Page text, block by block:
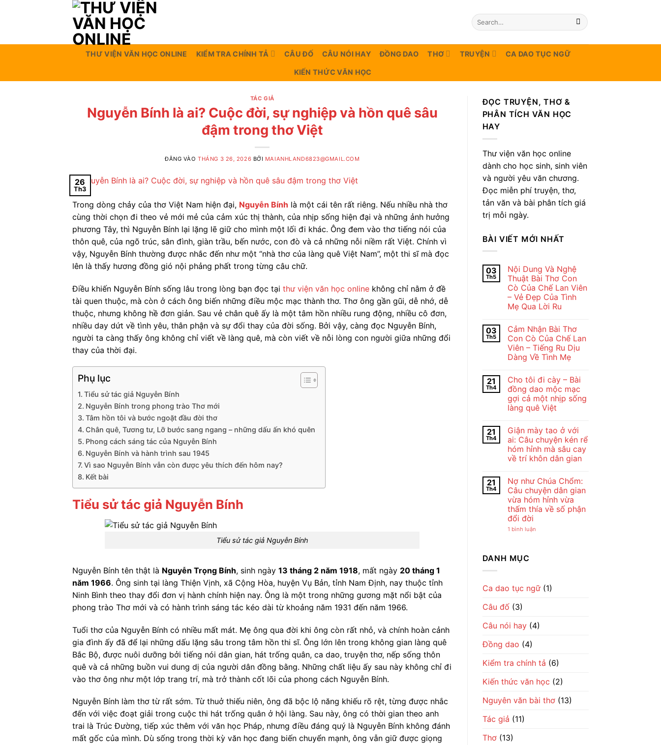
dung
THƯ VIỆN VĂN HỌC ONLINE KIỂM TRA CHÍNH TẢ CÂU ĐỐ CÂU NÓI HAY ĐỒNG DAO THƠ TRUYỆN CA DAO TỤC NGỮ
KIẾN THỨC VĂN HỌC
TÁC GIẢ
Nguyễn Bính là ai? Cuộc đời, sự nghiệp và hồn quê sâu
đậm trong thơ Việt
ĐĂNG VÀOTHÁNG 3 26, 2026 BỞI MAIANHLAND6823@GMAIL.COM
26
Th3
Trong dòng chảy của thơ Việt Nam hiện đại, Nguyễn Bính là một cái tên rất riêng. Nếu nhiều nhà thơ
cùng thời chọn đi theo vẻ mới mẻ của cảm xúc thị thành, của nhịp sống hiện đại và những ảnh hưởng
phương Tây, thì Nguyễn Bính lại lặng lẽ giữ cho mình một lối đi khác. Ông đem vào thơ tiếng nói của
thôn quê, của ngõ trúc, sân đình, giàn trầu, bến nước, con đò và cả những nỗi niềm rất Việt. Chính vì
vậy, Nguyễn Bính thường được nhắc đến như một “nhà thơ của làng quê Việt Nam”, một thi sĩ mà đọc
lên là thấy hương đồng gió nội phảng phất trong từng câu chữ.
Điều khiến Nguyễn Bính sống lâu trong lòng bạn đọc tại thư viện văn học online không chỉ nằm ở đề
tài quen thuộc, mà còn ở cách ông biến những điều mộc mạc thành thơ. Thơ ông gần gũi, dễ nhớ, dễ
thuộc, nhưng không hề đơn giản. Sau vẻ chân quê ấy là một tâm hồn nhiều rung động, nhiều cô đơn,
nhiều day dứt về tình yêu, thân phận và sự đổi thay của đời sống. Bởi vậy, càng đọc Nguyễn Bính,
người ta càng thấy ông không chỉ viết về làng quê, mà còn viết về nỗi lòng con người giữa những đổi
thay của thời đại.
Phụ lục
Tiểu sử tác giả Nguyễn Bính
Nguyễn Bính trong phong trào Thơ mới
Tâm hồn tôi và bước ngoặt đầu đời thơ
Chân quê, Tương tư, Lỡ bước sang ngang – những dấu ấn khó quên
Phong cách sáng tác của Nguyễn Bính
Nguyễn Bính và hành trình sau 1945
Vì sao Nguyễn Bính vẫn còn được yêu thích đến hôm nay?
Kết bài
Tiểu sử tác giả Nguyễn Bính
Tiểu sử tác giả Nguyễn Bính
Nguyễn Bính tên thật là Nguyễn Trọng Bính, sinh ngày 13 tháng 2 năm 1918, mất ngày 20 tháng 1
năm 1966. Ông sinh tại làng Thiện Vịnh, xã Cộng Hòa, huyện Vụ Bản, tỉnh Nam Định, nay thuộc tỉnh
Ninh Bình theo thay đổi đơn vị hành chính hiện nay. Ông là một trong những gương mặt nổi bật của
phong trào Thơ mới và có hành trình sáng tác kéo dài từ khoảng năm 1931 đến năm 1966.
Tuổi thơ của Nguyễn Bính có nhiều mất mát. Mẹ ông qua đời khi ông còn rất nhỏ, và chính hoàn cảnh
gia đình ấy đã để lại những dấu lặng sâu trong tâm hồn thi sĩ. Ông lớn lên trong không gian làng quê
Bắc Bộ, được nuôi dưỡng bởi tiếng nói dân gian, hát trống quân, ca dao, truyện thơ, nếp sống thôn
quê và cả những buồn vui dung dị của người dân đồng bằng. Những chất liệu ấy sau này không chỉ đi
vào thơ ông như một lớp trang trí, mà trở thành cốt lõi của phong cách Nguyễn Bính.
Nguyễn Bính làm thơ từ rất sớm. Từ thuở thiếu niên, ông đã bộc lộ năng khiếu rõ rệt, từng được nhắc
đến với việc đoạt giải trong cuộc thi hát trống quân ở hội làng. Sau này, ông có thời gian theo anh
trai là Trúc Đường, tiếp xúc thêm với văn học Pháp, nhưng điều đáng quý là Nguyễn Bính không đánh
mất gốc của mình. Dù sống trong thời kỳ văn học đang biến chuyển mạnh, ông vẫn giữ được giọng
ĐỌC TRUYỆN, THƠ &
PHÂN TÍCH VĂN HỌC
HAY
Thư viện văn học online
dành cho học sinh, sinh viên
và người yêu văn chương.
Đọc miễn phí truyện, thơ,
tản văn và bài phân tích giá
trị mỗi ngày.
BÀI VIẾT MỚI NHẤT
03
Th5
Nội Dung Và Nghệ
Thuật Bài Thơ Con
Cò Của Chế Lan Viên
– Vẻ Đẹp Của Tình
Mẹ Qua Lời Ru
bình
luận
ở
Nội
Dung
Và
Bài
Thơ
Con
Cò
Của
Chế
–
Vẻ
Đẹp
Của
Tình
Mẹ
Ru
03
Th5
Cảm Nhận Bài Thơ
Con Cò Của Chế Lan
Viên – Tiếng Ru Dịu
Dàng Về Tình Mẹ
bình
luận
ở
Cảm
Nhận
Bài
Cò
Của
Chế
Lan
Viên
–
Dịu
Dàng
Về
Tình
Mẹ
21
Th4
Cho tôi đi cày – Bài
đồng dao mộc mạc
gợi cả một nhịp sống
làng quê Việt
bình
luận
ở
Cho
tôi
đi
Bài
đồng
dao
mộc
mạc
gợi
cả
một
nhịp
Việt
21
Th4
Giận mày tao ở với
ai: Câu chuyện kén rể
hóm hỉnh mà sâu cay
về trí khôn dân gian
bình
luận
ở
Giận
mày
tao
ở
với
ai:
rể
cay
trí
khôn
gian
21
Th4
Nợ như Chúa Chổm:
Câu chuyện dân gian
vừa hóm hỉnh vừa
thấm thía về số phận
đổi đời
1 bình luậnở
vừa
hóm
về
số
DANH MỤC
Ca dao tục ngữ(1)
Câu đố(3)
Câu nói hay(4)
Đồng dao (4)
Kiểm tra chính tả (6)
Kiến thức văn học (2)
Nguyên văn bài thơ(13)
Tác giả (11)
Thơ(13)